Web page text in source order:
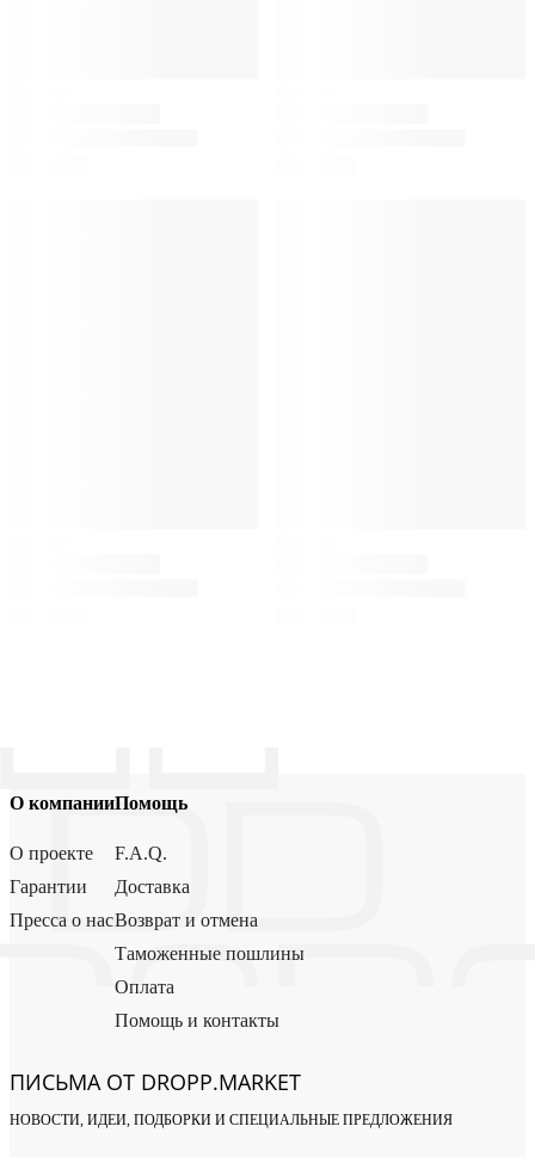
О компании
О проекте
Гарантии
Пресса о нас
Помощь
F.A.Q.
Доставка
Возврат и отмена
Таможенные пошлины
Оплата
Помощь и контакты
ПИСЬМА ОТ DROPP.MARKET
НОВОСТИ, ИДЕИ, ПОДБОРКИ И СПЕЦИАЛЬНЫЕ ПРЕДЛОЖЕНИЯ